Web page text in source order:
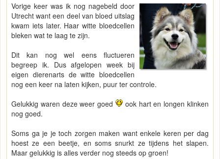
Vorige keer was ik nog nagebeld door
Utrecht want een deel van bloed uitslag
kwam iets later. Haar witte bloedcellen
bleken wat te laag te zijn.
Dit kan nog wel eens fluctueren
begreep ik. Dus afgelopen week bij
eigen dierenarts de witte bloedcellen
nog een keer na laten kijken, puur ter controle.
Gelukkig waren deze weer goed
ook hart en longen klinken
nog goed.
Soms ga je je toch zorgen maken want enkele keren per dag
hoest ze een beetje, en soms snurkt ze tijdens het slapen.
Maar gelukkig is alles verder nog steeds op groen!